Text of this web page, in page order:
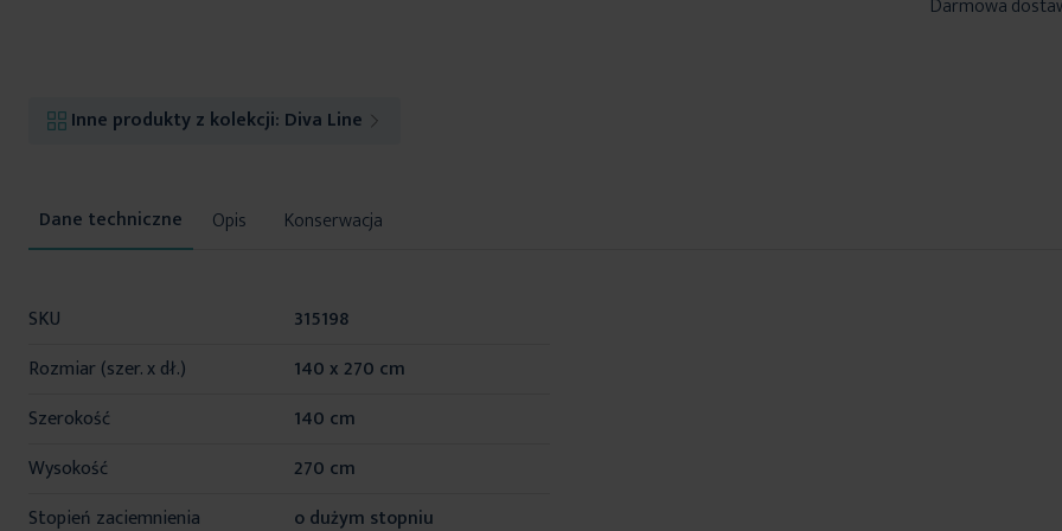
Darmowa
Inne produkty z kolekcji: Diva Line
Opis Konserwacja
Więcej
SKU
315198
Rozmiar (szer. x dł.)
140 x 270 cm
Szerokość
140 cm
Wysokość
270 cm
Stopień zaciemnienia
o dużym stopniu